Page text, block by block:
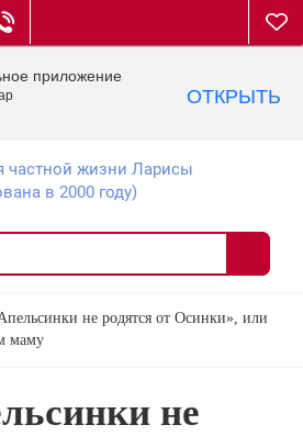
не родятся от Осинки», или
маму
не
приложение
ОТКРЫТЬ